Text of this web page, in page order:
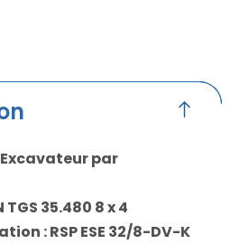
Excavateur par
TGS 35.480 8 x 4
: RSP ESE 32/8-DV-K